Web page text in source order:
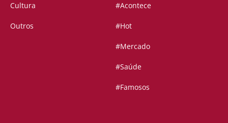
Cultura
Outros
#Acontece
#Hot
#Mercado
#Saúde
#Famosos